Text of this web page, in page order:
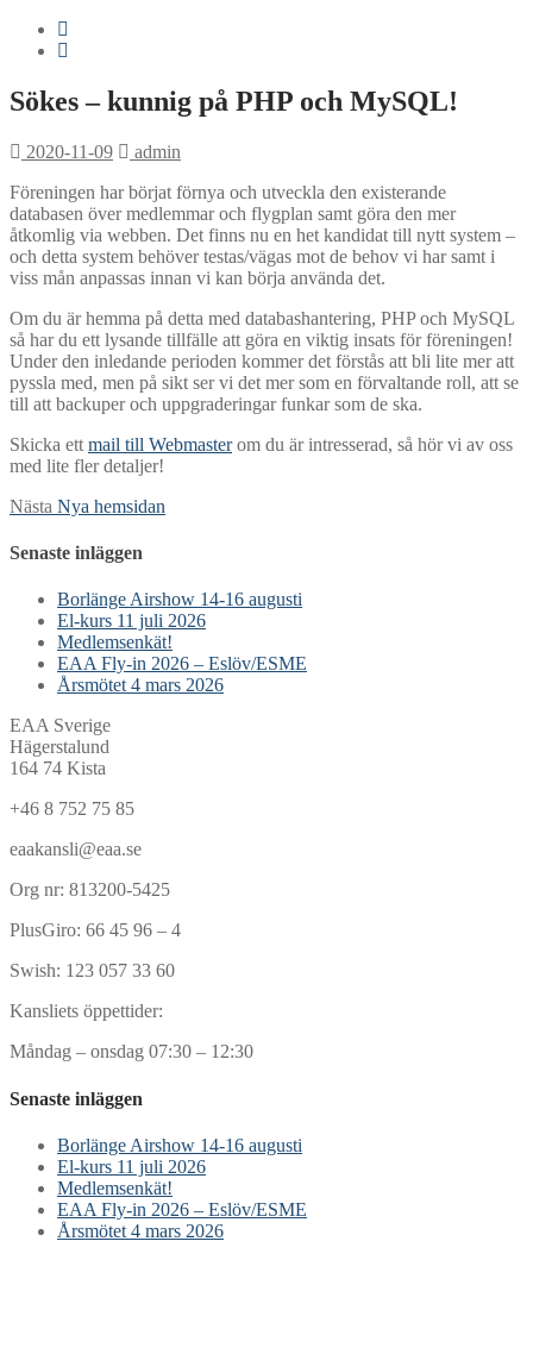
Sökes – kunnig på PHP och MySQL!
2020-11-09
admin
Föreningen har börjat förnya och utveckla den existerande
databasen över medlemmar och flygplan samt göra den mer
åtkomlig via webben. Det finns nu en het kandidat till nytt system –
och detta system behöver testas/vägas mot de behov vi har samt i
viss mån anpassas innan vi kan börja använda det.
Om du är hemma på detta med databashantering, PHP och MySQL
så har du ett lysande tillfälle att göra en viktig insats för föreningen!
Under den inledande perioden kommer det förstås att bli lite mer att
pyssla med, men på sikt ser vi det mer som en förvaltande roll, att se
till att backuper och uppgraderingar funkar som de ska.
Skicka ett mail till Webmasterom du är intresserad, så hör vi av oss
med lite fler detaljer!
Inläggsnavigering
Nästa Nästa
Nya hemsidan
Senaste inläggen
Borlänge Airshow 14-16 augusti
El-kurs 11 juli 2026
Medlemsenkät!
EAA Fly-in 2026 – Eslöv/ESME
Årsmötet 4 mars 2026
EAA Sverige
Hägerstalund
164 74 Kista
+46 8 752 75 85
eaakansli@eaa.se
Org nr: 813200-5425
PlusGiro: 66 45 96 – 4
Swish: 123 057 33 60
Kansliets öppettider:
Måndag – onsdag 07:30 – 12:30
Senaste inläggen
Borlänge Airshow 14-16 augusti
El-kurs 11 juli 2026
Medlemsenkät!
EAA Fly-in 2026 – Eslöv/ESME
Årsmötet 4 mars 2026